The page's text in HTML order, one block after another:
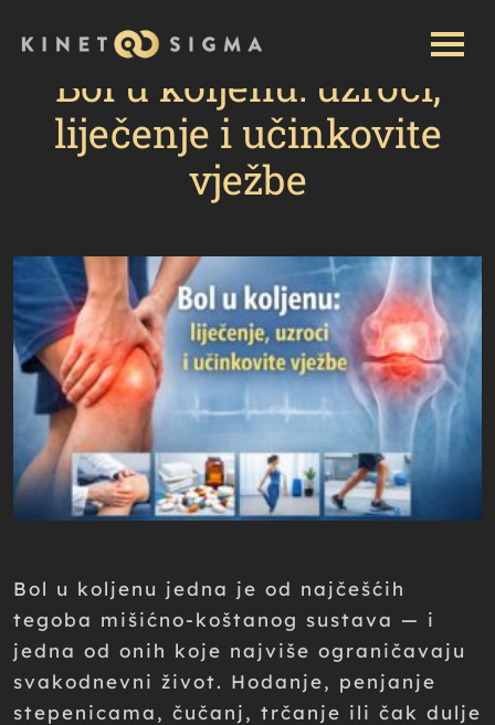
liječenje i učinkovite vježbe
Bol u koljenu: uzroci,
liječenje i učinkovite
vježbe
Bol u koljenu jedna je od najčešćih
tegoba mišićno-koštanog sustava — i
jedna od onih koje najviše ograničavaju
svakodnevni život. Hodanje, penjanje
stepenicama, čučanj, trčanje ili čak dulje